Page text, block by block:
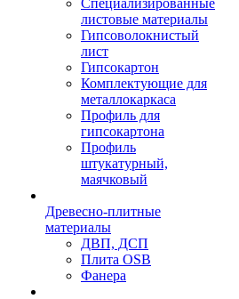
Специализированные
листовые материалы
Гипсоволокнистый
лист
Гипсокартон
Комплектующие для
металлокаркаса
Профиль для
гипсокартона
Профиль
штукатурный,
маячковый
Древесно-плитные
материалы
ДВП, ДСП
Плита OSB
Фанера